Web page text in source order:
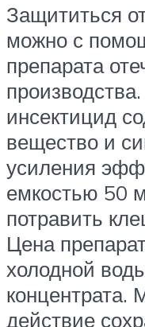
Защититься
можно с
препарата
инсектицид
вещество и
усиления
емкостью 50
потравить
Цена
холодной
концентрата.
действие